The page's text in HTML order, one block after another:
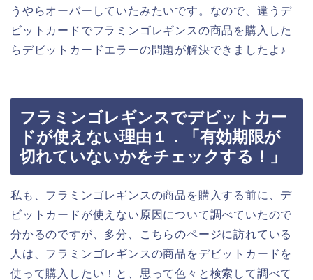
うやらオーバーしていたみたいです。なので、違うデ
ビットカードでフラミンゴレギンスの商品を購入した
らデビットカードエラーの問題が解決できましたよ♪
フラミンゴレギンスでデビットカー
ドが使えない理由１．「有効期限が
切れていないかをチェックする！」
私も、フラミンゴレギンスの商品を購入する前に、デ
ビットカードが使えない原因について調べていたので
分かるのですが、多分、こちらのページに訪れている
人は、フラミンゴレギンスの商品をデビットカードを
使って購入したい！と、思って色々と検索して調べて